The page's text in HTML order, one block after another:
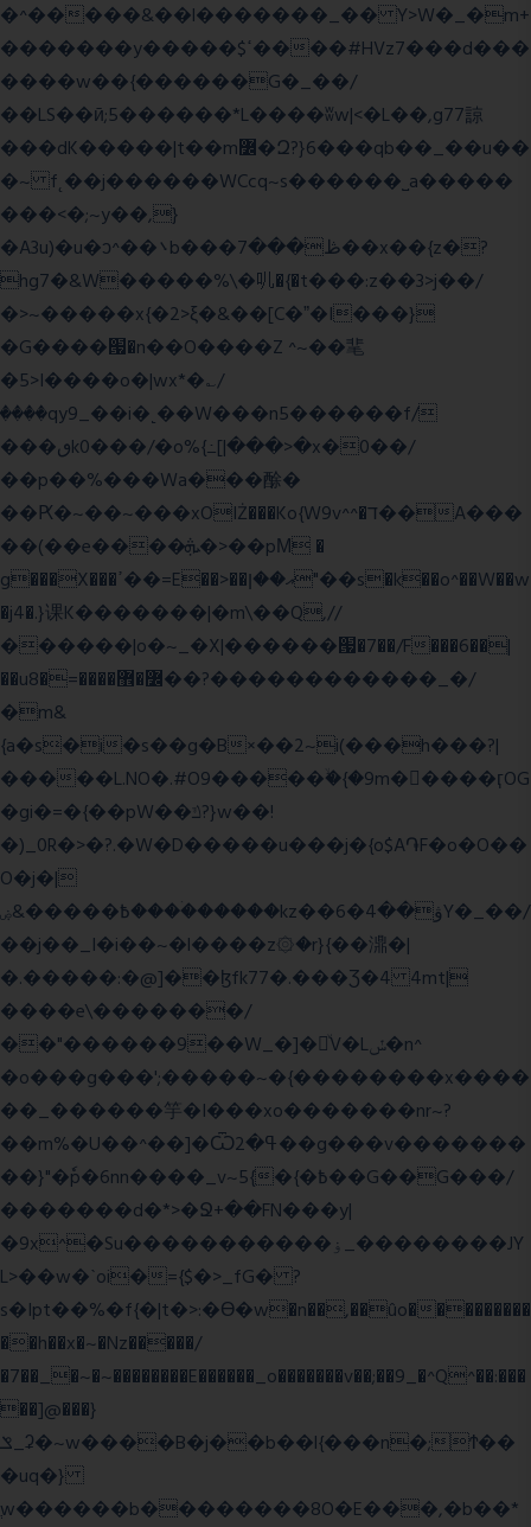
�^�����&��l�������_�� Y>W�_�m+
�������y�����$ߵ����#HVz7���d���
����w��{������G�_��/
��LS��ӣ;5������*L����ʬw|<�L��,g77諒
���dK�����|t��m߼�Զ?}6���qb��_��u��
�~ f˛��j������WCcq~s������˽a�����
���<�;~y��,}
�A3u)�u�ͻ^��܌b���ڟ���7��x��{z�?
hg7�&W�����%\�䶷�{�t���:z��3>j��/
�>~�����x{�2>ξ�&��[C�ˮ�I���}
�G����՗�n��O����Z ^~��靟
�5>I����o�|wx*�؎/
����qy9_��i�˻��W���n5������f/
���ٯk0���/�o%{߸[|���>�x�0��/
��p��%���Wa���酴�
��Ԗ�~��~���xOIŻ���Ko{W9v^^�ד��A���
��(��e����ܞ�>��pΜ �
g���X���ߴ��=E��>��އ��ן"��s�k��o^��W��w
�j4�.}课K�������|�m\��Q,//
������|o�~_�X|������՗�7��/F���6��|
��u8�=����߼�޾��?������������_�/
�m&
{a�s�i�s��g�B×��2~i(���h���?|
�����L.NO�.#O9�����ۙ�{�9m��ً���ӷOG
�gi�=�{��pW��ݿ?}w��!
�)_0R�>�?.�W�D�����u���j�{o$A֏F�o�O��
O�j�|
߿�����&ۻ����ۛ�����kz��ۋ��4�6Y�_��/
��j��_I�i��~�l����z۞�r}{��濎�|
�.�����:�@]��ɮfk77�.���Ʒ�4 4mt|
����e\�������/
��"������9��W_�]�ͮV�Lݽ�n^
�o���g���';�����~�{��������x����
��_������竽�I���xo�������nr~?
��m%�U��^��]�Ѿߟ�2��g���v�������
��}"�ٗp�6nn����_v~5{�{�߿��G��G���/
�������d�*>�Ջ+��FN���y|
�9x^�Su�����������ۏ_��������JY
L>��w�ˋoi�={$�>_fG� ?
s�Ipt��%�f{�|t�>:�ϴ�w�n��,��ûo���������
��h��x�~�Nz�����/
�7��_�~�~��������E������_o�������v��;��9_�^Q^��:���
��]@���}
ݏ_ʡ�~w����B�j��b��l{���n�;Ϯ��
�uq�}
ֲw������b��������8O�E���,�b��*